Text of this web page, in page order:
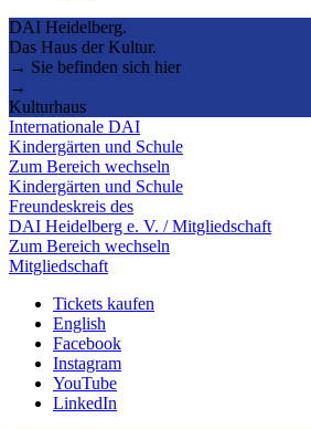
DAI Heidelberg.
Das Haus der Kultur.
→ Sie befinden sich hier
→
Kulturhaus
Internationale DAI
Kindergärten und Schule
Zum Bereich wechseln
Kindergärten und Schule
Freundeskreis des
DAI Heidelberg e. V. / Mitgliedschaft
Zum Bereich wechseln
Mitgliedschaft
Tickets kaufen
English
Facebook
Instagram
YouTube
LinkedIn